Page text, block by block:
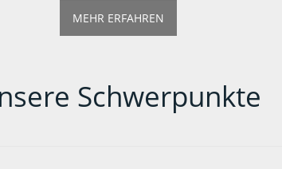
MEHR ERFAHREN
Schwerpunkte